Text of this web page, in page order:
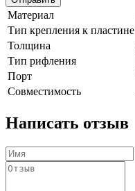
Материал
Тип крепления к пластине
Толщина
Тип рифления
Порт
Совместимость
Написать отзыв